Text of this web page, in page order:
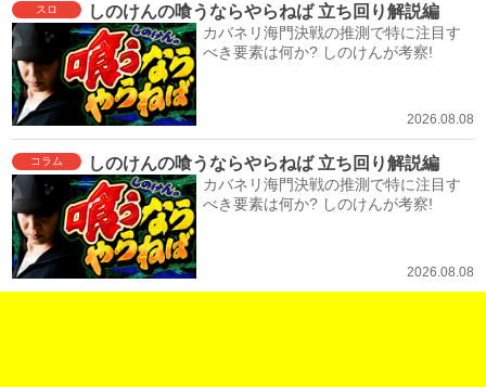
スロ しのけんの喰うならやらねば 立ち回り解説編
カバネリ海門決戦の推測で特に注目す
べき要素は何か? しのけんが考察!
2026.08.08
コラム しのけんの喰うならやらねば 立ち回り解説編
カバネリ海門決戦の推測で特に注目す
べき要素は何か? しのけんが考察!
2026.08.08